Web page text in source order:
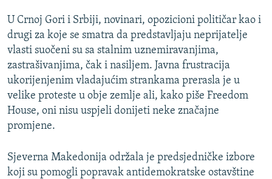
U Crnoj Gori i Srbiji, novinari, opozicioni političar kao i
drugi za koje se smatra da predstavljaju neprijatelje
vlasti suočeni su sa stalnim uznemiravanjima,
zastrašivanjima, čak i nasiljem. Javna frustracija
ukorijenjenim vladajućim strankama prerasla je u
velike proteste u obje zemlje ali, kako piše Freedom
House, oni nisu uspjeli donijeti neke značajne
promjene.
Sjeverna Makedonija održala je predsjedničke izbore
koji su pomogli popravak antidemokratske ostavštine